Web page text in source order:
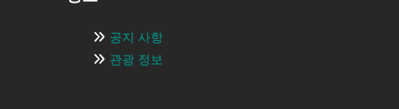
공지 사항
관광 정보